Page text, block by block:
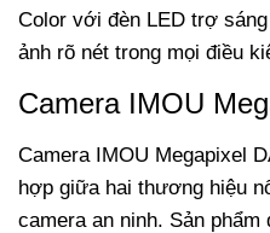
Color với đèn LED trợ
ảnh rõ nét trong mọi điều
Camera IMOU
Camera IMOU Megapixel
hợp giữa hai thương hiệu
camera an ninh. Sản